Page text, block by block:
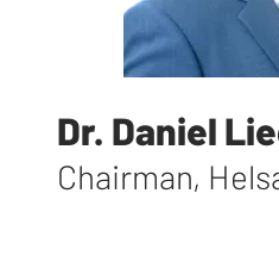
Dr. Daniel
Chairman,